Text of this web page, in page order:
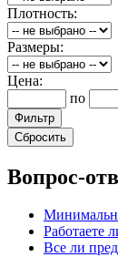
Плотность:
Размеры:
Цена:
по
Вопрос-
Работаете
Все ли